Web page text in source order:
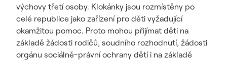
výchovy třetí osoby. Klokánky jsou rozmístěny po
celé republice jako zařízení pro děti vyžadující
okamžitou pomoc. Proto mohou přijímat děti na
základě žádosti rodičů, soudního rozhodnutí, žádosti
orgánu sociálně-právní ochrany dětí i na základě